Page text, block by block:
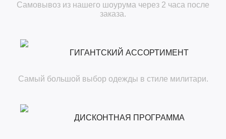
Самовывоз из нашего шоурума через 2 часа после
заказа.
ГИГАНТСКИЙ АССОРТИМЕНТ
Самый большой выбор одежды в стиле милитари.
ДИСКОНТНАЯ ПРОГРАММА